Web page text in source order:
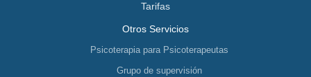
Tarifas
Otros Servicios
Psicoterapia para Psicoterapeutas
Grupo de supervisión